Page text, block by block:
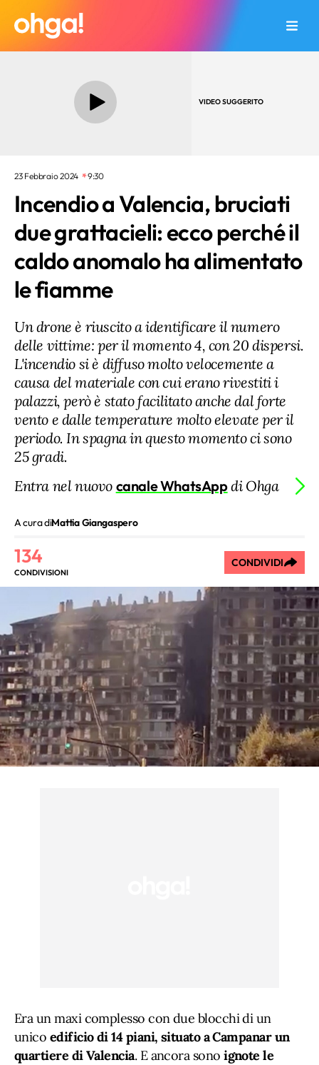
VIDEO SUGGERITO
23 Febbraio 2024 9:30
Incendio a Valencia, bruciati
due grattacieli: ecco perché il
caldo anomalo ha alimentato
le fiamme
Un drone è riuscito a identificare il numero
delle vittime: per il momento 4, con 20 dispersi.
L'incendio si è diffuso molto velocemente a
causa del materiale con cui erano rivestiti i
palazzi, però è stato facilitato anche dal forte
vento e dalle temperature molto elevate per il
periodo. In spagna in questo momento ci sono
25 gradi.
Entra nel nuovo canale WhatsAppdi Ohga
A cura diMattia Giangaspero
134
CONDIVISIONI
CONDIVIDI
Era un maxi complesso con due blocchi di un
unico edificio di 14 piani, situato a Campanar un
quartiere di Valencia. E ancora sonoignote le